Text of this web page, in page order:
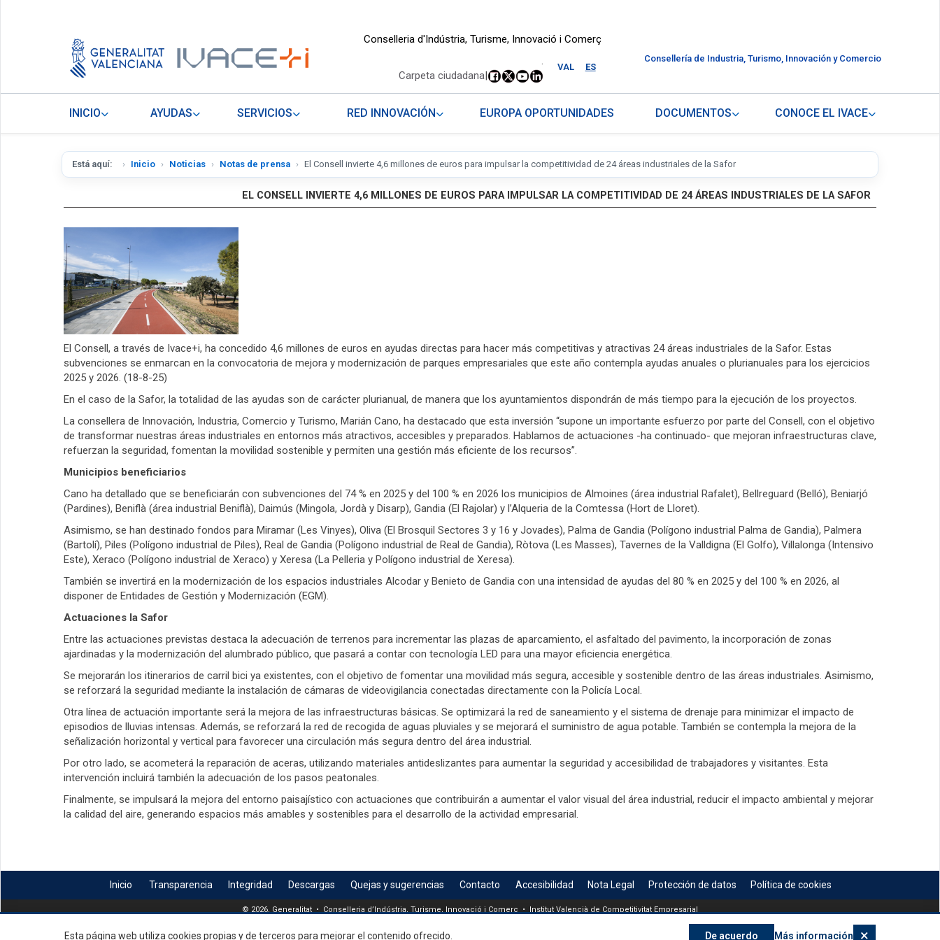
Conselleria d'Indústria, Turisme, Innovació i Comerç
VAL ES
.
Carpeta ciudadana|
Consellería de Industria, Turismo, Innovación y Comercio
INICIO AYUDAS SERVICIOS RED INNOVACIÓN EUROPA OPORTUNIDADES DOCUMENTOS CONOCE EL IVACE
Está aquí: Inicio Noticias Notas de prensa El Consell invierte 4,6 millones de euros para impulsar la competitividad de 24 áreas industriales de la Safor
EL CONSELL INVIERTE 4,6 MILLONES DE EUROS PARA IMPULSAR LA COMPETITIVIDAD DE 24 ÁREAS INDUSTRIALES DE LA SAFOR
El Consell, a través de Ivace+i, ha concedido 4,6 millones de euros en ayudas directas para hacer más competitivas y atractivas 24 áreas industriales de la Safor. Estas
subvenciones se enmarcan en la convocatoria de mejora y modernización de parques empresariales que este año contempla ayudas anuales o plurianuales para los ejercicios
2025 y 2026. (18-8-25)
En el caso de la Safor, la totalidad de las ayudas son de carácter plurianual, de manera que los ayuntamientos dispondrán de más tiempo para la ejecución de los proyectos.
La consellera de Innovación, Industria, Comercio y Turismo, Marián Cano, ha destacado que esta inversión “supone un importante esfuerzo por parte del Consell, con el objetivo
de transformar nuestras áreas industriales en entornos más atractivos, accesibles y preparados. Hablamos de actuaciones -ha continuado- que mejoran infraestructuras clave,
refuerzan la seguridad, fomentan la movilidad sostenible y permiten una gestión más eficiente de los recursos”.
Municipios beneficiarios
Cano ha detallado que se beneficiarán con subvenciones del 74 % en 2025 y del 100 % en 2026 los municipios de Almoines (área industrial Rafalet), Bellreguard (Belló), Beniarjó
(Pardines), Beniflà (área industrial Beniflà), Daimús (Mingola, Jordà y Disarp), Gandia (El Rajolar) y l’Alqueria de la Comtessa (Hort de Lloret).
Asimismo, se han destinado fondos para Miramar (Les Vinyes), Oliva (El Brosquil Sectores 3 y 16 y Jovades), Palma de Gandia (Polígono industrial Palma de Gandia), Palmera
(Bartolí), Piles (Polígono industrial de Piles), Real de Gandia (Polígono industrial de Real de Gandia), Ròtova (Les Masses), Tavernes de la Valldigna (El Golfo), Villalonga (Intensivo
Este), Xeraco (Polígono industrial de Xeraco) y Xeresa (La Pelleria y Polígono industrial de Xeresa).
También se invertirá en la modernización de los espacios industriales Alcodar y Benieto de Gandia con una intensidad de ayudas del 80 % en 2025 y del 100 % en 2026, al
disponer de Entidades de Gestión y Modernización (EGM).
Actuaciones la Safor
Entre las actuaciones previstas destaca la adecuación de terrenos para incrementar las plazas de aparcamiento, el asfaltado del pavimento, la incorporación de zonas
ajardinadas y la modernización del alumbrado público, que pasará a contar con tecnología LED para una mayor eficiencia energética.
Se mejorarán los itinerarios de carril bici ya existentes, con el objetivo de fomentar una movilidad más segura, accesible y sostenible dentro de las áreas industriales. Asimismo,
se reforzará la seguridad mediante la instalación de cámaras de videovigilancia conectadas directamente con la Policía Local.
Otra línea de actuación importante será la mejora de las infraestructuras básicas. Se optimizará la red de saneamiento y el sistema de drenaje para minimizar el impacto de
episodios de lluvias intensas. Además, se reforzará la red de recogida de aguas pluviales y se mejorará el suministro de agua potable. También se contempla la mejora de la
señalización horizontal y vertical para favorecer una circulación más segura dentro del área industrial.
Por otro lado, se acometerá la reparación de aceras, utilizando materiales antideslizantes para aumentar la seguridad y accesibilidad de trabajadores y visitantes. Esta
intervención incluirá también la adecuación de los pasos peatonales.
Finalmente, se impulsará la mejora del entorno paisajístico con actuaciones que contribuirán a aumentar el valor visual del área industrial, reducir el impacto ambiental y mejorar
la calidad del aire, generando espacios más amables y sostenibles para el desarrollo de la actividad empresarial.
Inicio Transparencia Integridad Descargas Quejas y sugerencias Contacto Accesibilidad Nota Legal Protección de datos Política de cookies
© 2026, Generalitat • Conselleria d’Indústria, Turisme, Innovació i Comerç • Institut Valencià de Competitivitat Empresarial
Esta página web utiliza cookies propias y de terceros para mejorar el contenido ofrecido. De acuerdo Más información ×